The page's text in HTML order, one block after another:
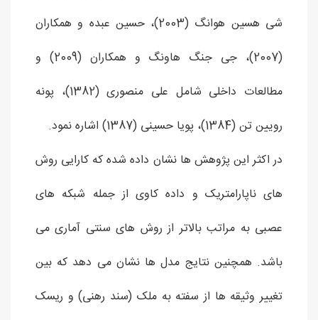
شی هسین هوانگ (2003)، حسین عبده و همکاران
(2007)، جی جنگ هاونگ و همکاران (2009) و
مطالعات داخلی شامل علی منصوری (1382)، پونه
رویین تن (1384)، پویا حسینی (1387) اشاره نمود.
در اکثر این پژوهش ها نشان داده شده که کارایی روش
های ناپارامتریک و داده کاوی از جمله شبکه های
عصبی به مراتب بالاتر از روش های سنتی آماری می
باشد. همچنین نتایج مدل ها نشان می دهد که بین
تغییر وثیقه ها از سفته به ملک (سند رهنی) و ریسک